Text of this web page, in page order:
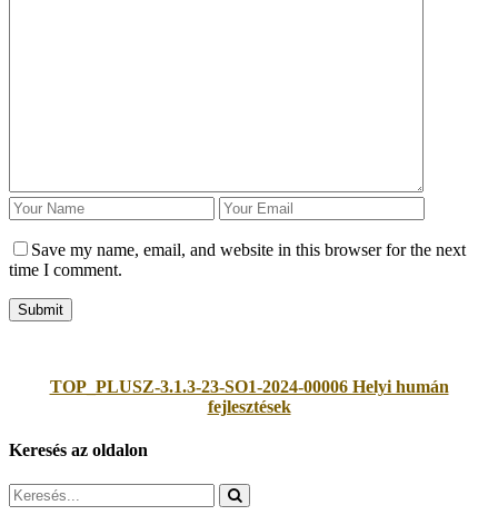
Save my name, email, and website in this browser for the next
time I comment.
TOP_PLUSZ-3.1.3-23-SO1-2024-00006 Helyi humán
fejlesztések
Keresés az oldalon
Search
for: